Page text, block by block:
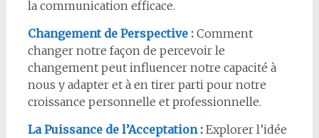
la communication efficace.
Changement de Perspective :Comment
changer notre façon de percevoir le
changement peut influencer notre capacité à
nous y adapter et à en tirer parti pour notre
croissance personnelle et professionnelle.
La Puissance de l’Acceptation:Explorer l’idée